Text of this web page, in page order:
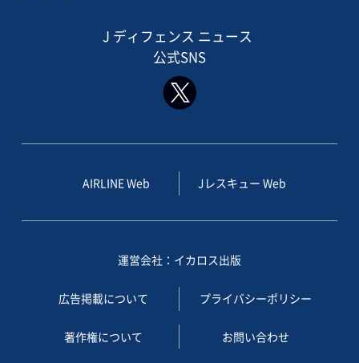
J ディフェンス ニュース
公式SNS
AIRLINE Web Jレスキュー Web
運営会社：イカロス出版
広告掲載について プライバシーポリシー
著作権について お問い合わせ